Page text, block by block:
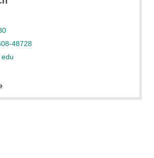
48728